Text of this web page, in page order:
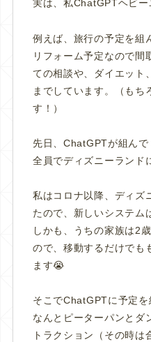
実は、私ChatGPTヘビ
例えば、旅行の予定を組
リフォーム予定なので間
ての相談や、ダイエット
までしています。（もち
す！）
先日、ChatGPTが組ん
全員でディズニーランド
私はコロナ以降、ディズ
たので、新しいシステム
しかも、うちの家族は2
ので、移動するだけでも
ます😭
そこでChatGPTに予定
なんとピーターパンとダ
トラクション（その時